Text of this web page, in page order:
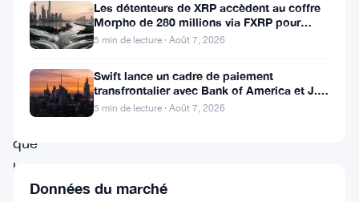
une
nouvelle
pression
vendeuse
alors
que
les
investisseurs
Les détenteurs de XRP accèdent au coffre
Morpho de 280 millions via FXRP pour
emprunter des RLUSD
5 min de lecture · Août 7, 2026
Swift lance un cadre de paiement
transfrontalier avec Bank of America et J.P.
Morgan dans 25 pays
5 min de lecture · Août 7, 2026
Données du marché